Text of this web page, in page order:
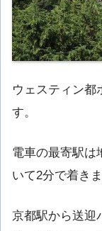
ウェスティン都
す。
電車の最寄駅は
いて2分で着きま
京都駅から送迎